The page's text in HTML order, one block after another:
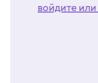
войдите